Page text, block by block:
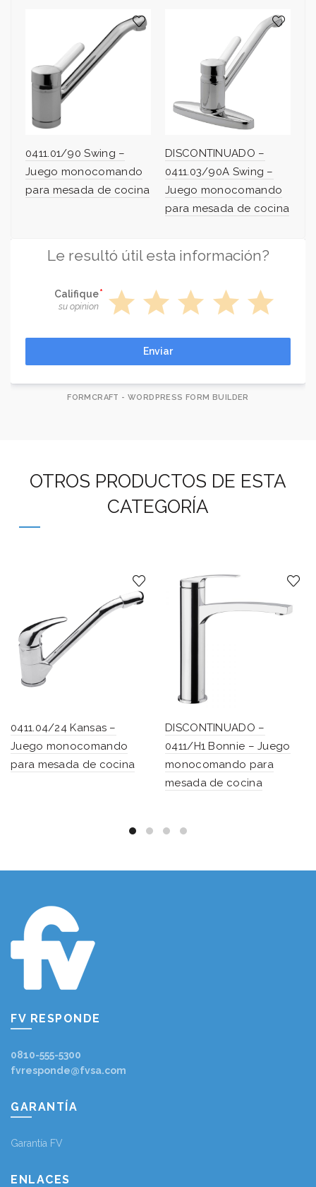
0411.01/90 Swing –
Juego monocomando
para mesada de cocina
DISCONTINUADO –
0411.03/90A Swing –
Juego monocomando
para mesada de cocina
Le resultó útil esta información?
Califique
su opinion star star star star star
Enviar
FORMCRAFT - WORDPRESS FORM BUILDER
OTROS PRODUCTOS DE ESTA
CATEGORÍA
0411.04/24 Kansas –
Juego monocomando
para mesada de cocina
DISCONTINUADO –
0411/H1 Bonnie – Juego
monocomando para
mesada de cocina
FV RESPONDE
0810-555-5300
fvresponde@fvsa.com
GARANTÍA
Garantía FV
ENLACES